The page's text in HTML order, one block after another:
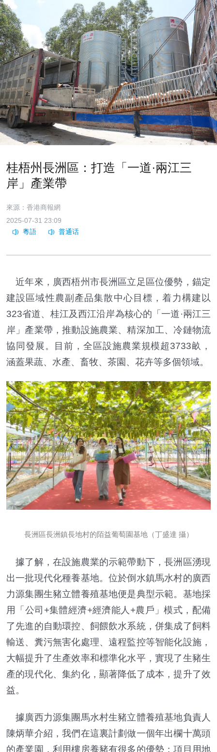
桂梧州長洲區：打造「一道·兩江三
岸」產業帶
來源：香港商報網
2025-07-31 23:09
近年來，廣西梧州市長洲區立足區位優勢，錨定
建設區域性農副產品集散中心目標，着力構建以
323省道、桂江及西江沿岸為核心的「一道·兩江三
岸」產業帶，推動設施農業、精深加工、冷鏈物流
協同發展。目前，全區設施農業規模超3733畝，
涵蓋果蔬、水產、畜牧、茶園、花卉等多個領域。
長洲區長洲鎮長地村的陌益葡萄園基地（丁盛達 攝）
據了解，在設施農業的示範帶動下，長洲區湧現
出一批現代化種養基地。位於倒水鎮馬水村的廣西
力源集團生豬立體養殖基地便是典型示範。基地採
用「公司+集體經濟+經濟能人+農戶」模式，配備
了先進的自動環控、飼餵飲水系統，併集成了飼料
輸送、糞污無害化處理、遠程監控等智能化設施，
大幅提升了生產效率和標準化水平，實現了生豬生
產的現代化、集約化，顯著降低了成本，提升了效
益。
據廣西力源集團馬水村生豬立體養殖基地負責人
陳炳華介紹，我們在這裏計劃做一個年出欄十萬頭
的產業園，利用樓房養豬有很多的優勢：項目用地